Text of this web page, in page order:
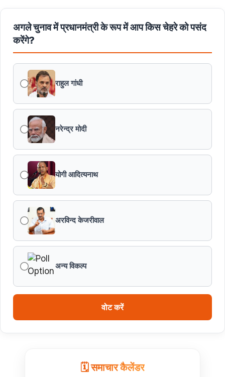
अगले चुनाव में प्रधानमंत्री के रूप में आप किस चेहरे को पसंद
करेंगे?
राहुल गांधी
नरेन्द्र मोदी
योगी आदित्यनाथ
अरविन्द केजरीवाल
अन्य विकल्प
वोट करें
🗓️ समाचार कैलेंडर